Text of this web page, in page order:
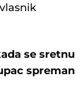
se sretnu
spreman